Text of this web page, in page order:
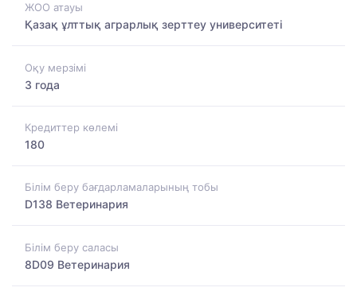
ЖОО атауы
Қазақ ұлттық аграрлық зерттеу университеті
Оқу мерзімі
3 года
Кредиттер көлемі
180
Білім беру бағдарламаларының тобы
D138 Ветеринария
Білім беру саласы
8D09 Ветеринария